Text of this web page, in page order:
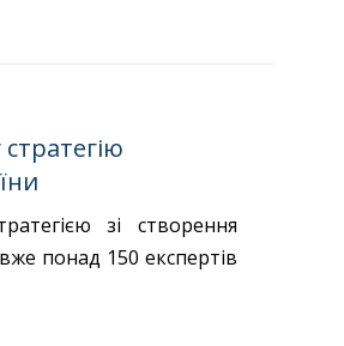
зі створення
понад 150 експертів